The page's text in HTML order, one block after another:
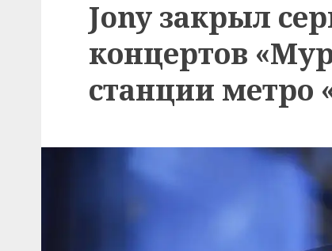
Jony закрыл
концертов
станции метро